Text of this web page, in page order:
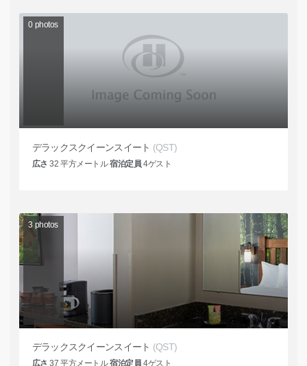
0 photos
デラックスクイーンスイート (QST)
広さ 32 平方メートル宿泊定員 4ゲスト
3 photos
デラックスクイーンスイート (QST)
広さ 37 平方メートル宿泊定員 4ゲスト